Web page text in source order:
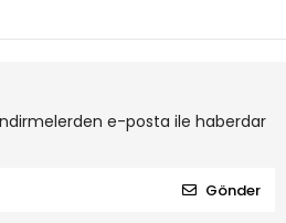
e-posta ile haberdar
Gönder